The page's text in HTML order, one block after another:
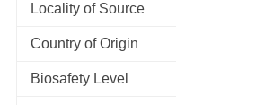
Locality of Source
Country of Origin
Biosafety Level